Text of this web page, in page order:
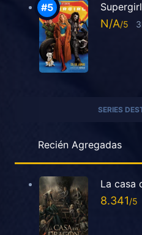
Supergirl
N/A
SERIES
Recién Agregadas
La casa
8.341